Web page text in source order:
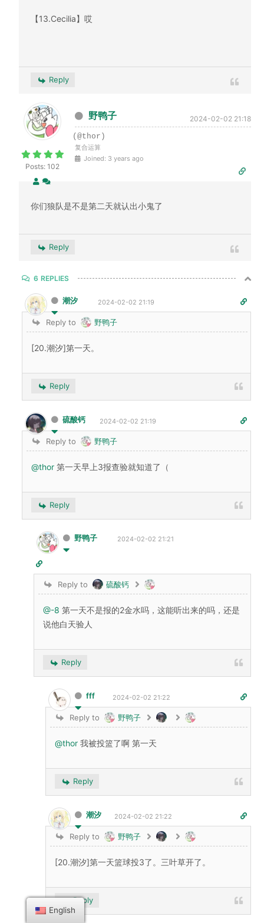
【13.Cecilia】哎
Reply
Posts: 102
野鸭子
2024-02-02 21:18
(@thor)
复合运算
Joined: 3 years ago
你们狼队是不是第二天就认出小鬼了
Reply
6 REPLIES
潮汐 2024-02-02 21:19
Reply to 野鸭子
[20.潮汐]第一天。
Reply
硫酸钙 2024-02-02 21:19
Reply to 野鸭子
@thor 第一天早上3报查验就知道了（
Reply
野鸭子 2024-02-02 21:21
Reply to 硫酸钙
@-8 第一天不是报的2金水吗，这能听出来的吗，还是
说他白天验人
Reply
fff 2024-02-02 21:22
Reply to 野鸭子
@thor 我被投篮了啊 第一天
Reply
潮汐 2024-02-02 21:22
Reply to 野鸭子
[20.潮汐]第一天篮球投3了。三叶草开了。
Reply
English